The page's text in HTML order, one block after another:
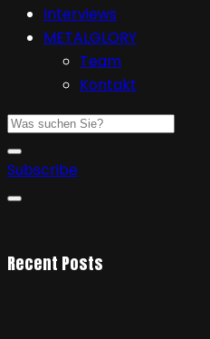
Interviews
METALGLORY
Team
Kontakt
Subscribe
Recent Posts